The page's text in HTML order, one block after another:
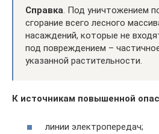
Справка. Под уничтожением
сгорание всего лесного
насаждений, которые не
под повреждением –
указанной растительности.
К источникам повышенной
линии электропередач;